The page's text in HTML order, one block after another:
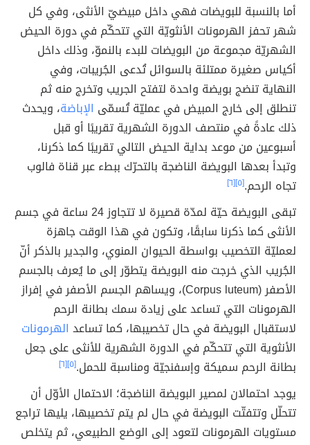
أما بالنسبة للبويضات فهي داخل مبيضيّ الأنثى، وفي كل
شهر تحفز الهرمونات الأنثويّة التي تتحكّم في دورة الحيض
الشهريّة مجموعة من البويضات للبدء بالنموّ، وذلك داخل
أكياس صغيرة ممتلئة بالسوائل تُدعى الجُريبات، وفي
النهاية تنضج بويضة واحدة لتفتح الجريب وتخرج منه ثم
تنطلق إلى خارج المبيض في عمليّة تُسمّى الإباضة، ويحدث
ذلك عادةً في منتصف الدورة الشهرية تقريبًا أو قبل
أسبوعين من موعد بداية الحيض التالي تقريبًا كما ذكرنا،
وتبدأ بعدها البويضة الناضجة بالتحرّك ببطء عبر قناة فالوب
تجاه الرحم.[٥] [٦]
تبقى البويضة حيّة لمدّة قصيرة لا تتجاوز 24 ساعة في جسم
الأنثى كما ذكرنا سابقًا، وتكون في هذا الوقت جاهزة
لعمليّة التخصيب بواسطة الحيوان المنوي، والجدير بالذكر أنّ
الجُريب الذي خرجت منه البويضة يتطوّر إلى ما يُعرف بالجسم
الأصفر (Corpus luteum)، ويساهم الجسم الأصفر في إفراز
الهرمونات التي تساعد على زيادة سمك بطانة الرحم
لاستقبال البويضة في حال تخصيبها، كما تساعد الهرمونات
الأنثوية التي تتحكّم في الدورة الشهرية للأنثى على جعل
بطانة الرحم سميكة وإسفنجيّة ومناسبة للحمل.[٥] [٦]
يوجد احتمالان لمصير البويضة الناضجة؛ الاحتمال الأوّل أن
تتحلّل وتتفتّت البويضة في حال لم يتم تخصيبها، يليها تراجع
مستويات الهرمونات لتعود إلى الوضع الطبيعي، ثم يتخلص